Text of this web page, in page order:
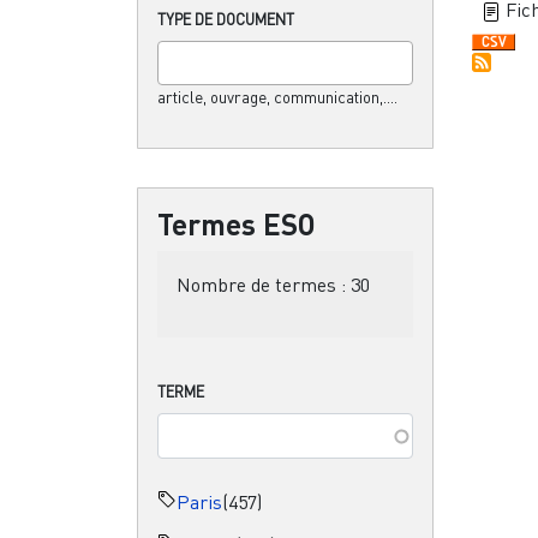
TYPE DE DOCUMENT
article, ouvrage, communication,....
Termes ESO
Nombre de termes : 30
TERME
Paris(457)